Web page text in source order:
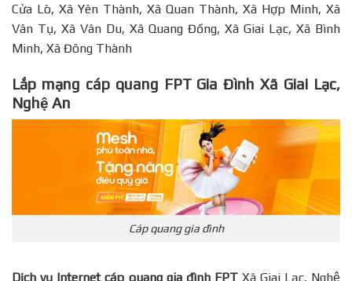
Cửa Lò, Xã Yên Thành, Xã Quan Thành, Xã Hợp Minh, Xã
Vân Tụ, Xã Vân Du, Xã Quang Đồng, Xã Giai Lạc, Xã Bình
Minh, Xã Đông Thành
Lắp mạng cáp quang FPT Gia Đình Xã Giai Lạc,
Nghệ An
Cáp quang gia đình
Dịch vụ Internet cáp quang gia đình FPT Xã Giai Lạc, Nghệ